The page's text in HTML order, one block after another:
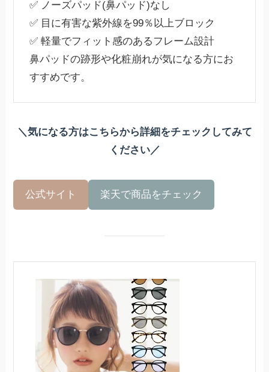
✅ ノーズパッド(鼻パッド)なし
✅ 目に有害な紫外線を99％以上ブロック
✅ 軽量でフィット感のあるフレーム設計
鼻パッドの跡形や化粧崩れが気になる方にお
すすめです。
＼気になる方はこちらから詳細をチェックしてみて
ください／
公式サイト 楽天で商品をチェック